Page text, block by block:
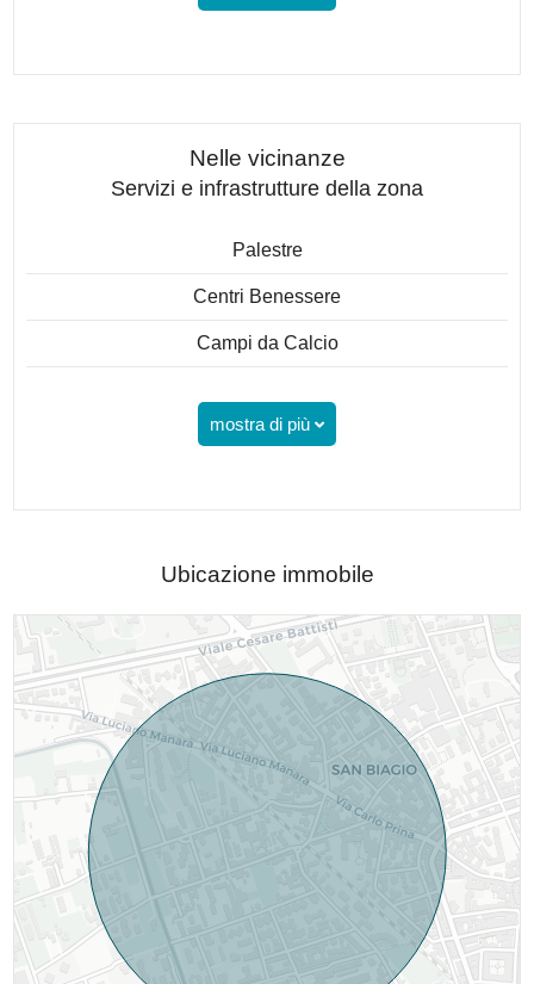
Nelle vicinanze
Servizi e infrastrutture della zona
Palestre
Centri Benessere
Campi da Calcio
mostra di più
Ubicazione immobile